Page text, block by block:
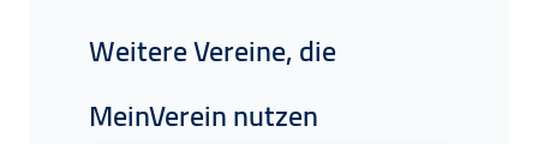
Weitere Vereine, die
MeinVerein nutzen